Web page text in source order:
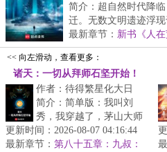
简介：超自然时代降
迁。无数文明遗迹浮
激...
最新章节： 新书《人
515打折活动
<< 向左滑动，查看更多：
诸天：一切从拜师石坚开始！
作者：待得繁星化大日
简介：简单版：我叫刘
秀，我穿越了，茅山大师
兄石坚是我师父……不简
单版：九叔：“什么符道大
更新时间：2026-08-07 04:16:44
最新章节： 第八十五章：九叔：